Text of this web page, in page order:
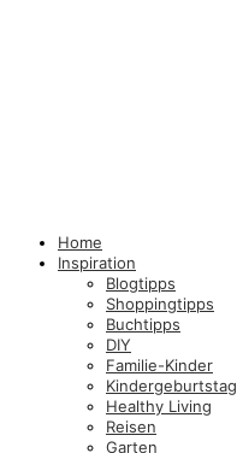
Home
Inspiration
Blogtipps
Shoppingtipps
Buchtipps
DIY
Familie-Kinder
Kindergeburtstag
Healthy Living
Reisen
Garten